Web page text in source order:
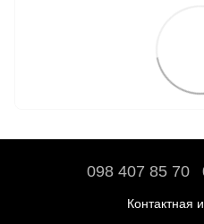
098 407 85 70
Контактная